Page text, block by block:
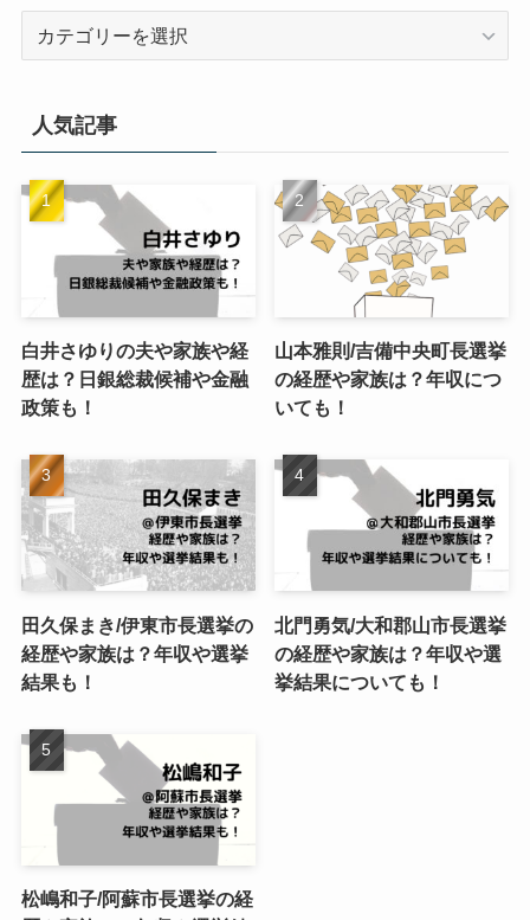
ー
人気記事
白井さゆりの夫や家族や経
歴は？日銀総裁候補や金融
政策も！
山本雅則/吉備中央町長選挙
の経歴や家族は？年収につ
いても！
田久保まき/伊東市長選挙の
経歴や家族は？年収や選挙
結果も！
北門勇気/大和郡山市長選挙
の経歴や家族は？年収や選
挙結果についても！
松嶋和子/阿蘇市長選挙の経